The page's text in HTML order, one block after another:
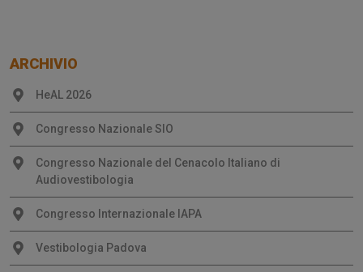
ARCHIVIO
HeAL 2026
Congresso Nazionale SIO
Congresso Nazionale del Cenacolo Italiano di
Audiovestibologia
Congresso Internazionale IAPA
Vestibologia Padova